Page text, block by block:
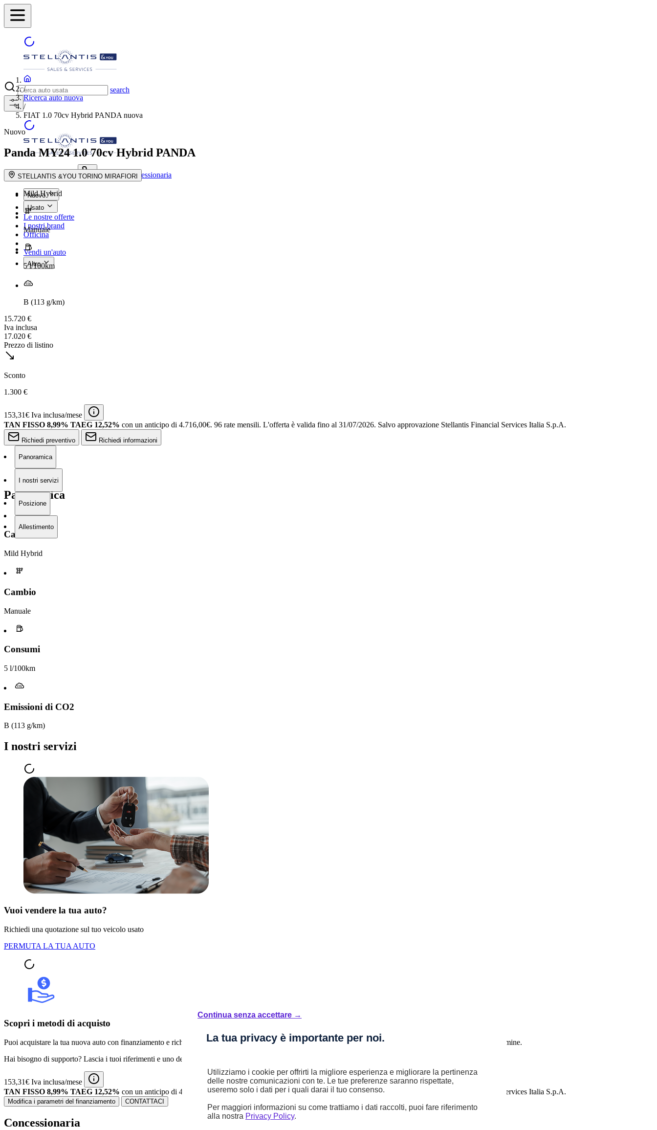
search
search button - icon Trova la concessionaria
Nuovo
Usato
Le nostre offerte
I nostri brand
Officina
Vendi un'auto
Altro
/
Ricerca auto nuova
/
FIAT 1.0 70cv Hybrid PANDA nuova
Nuovo
Panda MY241.0 70cv Hybrid PANDA
STELLANTIS &YOU TORINO MIRAFIORI
Mild Hybrid
Manuale
5 l/100km
B (113 g/km)
15.720 €
Iva inclusa
17.020 €
Prezzo di listino
Sconto
1.300 €
153,31€ Iva inclusa/mese
TAN FISSO 8,99% TAEG 12,52% con un anticipo di 4.716,00€. 96 rate mensili. L'offerta è valida fino al 31/07/2026. Salvo approvazione Stellantis Financial Services Italia S.p.A.
Richiedi preventivo Richiedi informazioni
Panoramica
I nostri servizi
Posizione
Allestimento
Panoramica
Carburante
Mild Hybrid
Cambio
Manuale
Consumi
5 l/100km
Emissioni di CO2
B (113 g/km)
I nostri servizi
Vuoi vendere la tua auto?
Richiedi una quotazione sul tuo veicolo usato
PERMUTA LA TUA AUTO
Scopri i metodi di acquisto
Puoi acquistare la tua nuova auto con finanziamento e richiedere pagamenti mensili adattati alle tue esigenze. Oppure acquistare in contanti o noleggiare a lungo termine.
Hai bisogno di supporto? Lascia i tuoi riferimenti e uno dei nostri esperti ti contatterà al più presto!
153,31€ Iva inclusa/mese
TAN FISSO 8,99% TAEG 12,52% con un anticipo di 4.716,00€.96 rate mensili.L'offerta è valida fino al 31/07/2026.Salvo approvazione Stellantis Financial Services Italia S.p.A.
Modifica i parametri del finanziamento CONTATTACI
Concessionaria
Continua senza accettare →
La tua privacy è importante per noi.
Utilizziamo i cookie per offrirti la migliore esperienza e migliorare la pertinenza
delle nostre comunicazioni con te. Le tue preferenze saranno rispettate,
useremo solo i dati per i quali darai il tuo consenso.
Per maggiori informazioni su come trattiamo i dati raccolti, puoi fare riferimento
alla nostra Privacy Policy.